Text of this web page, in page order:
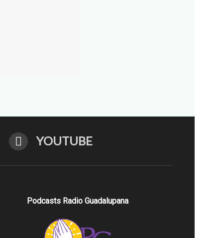
YOUTUBE
Podcasts Radio Guadalupana